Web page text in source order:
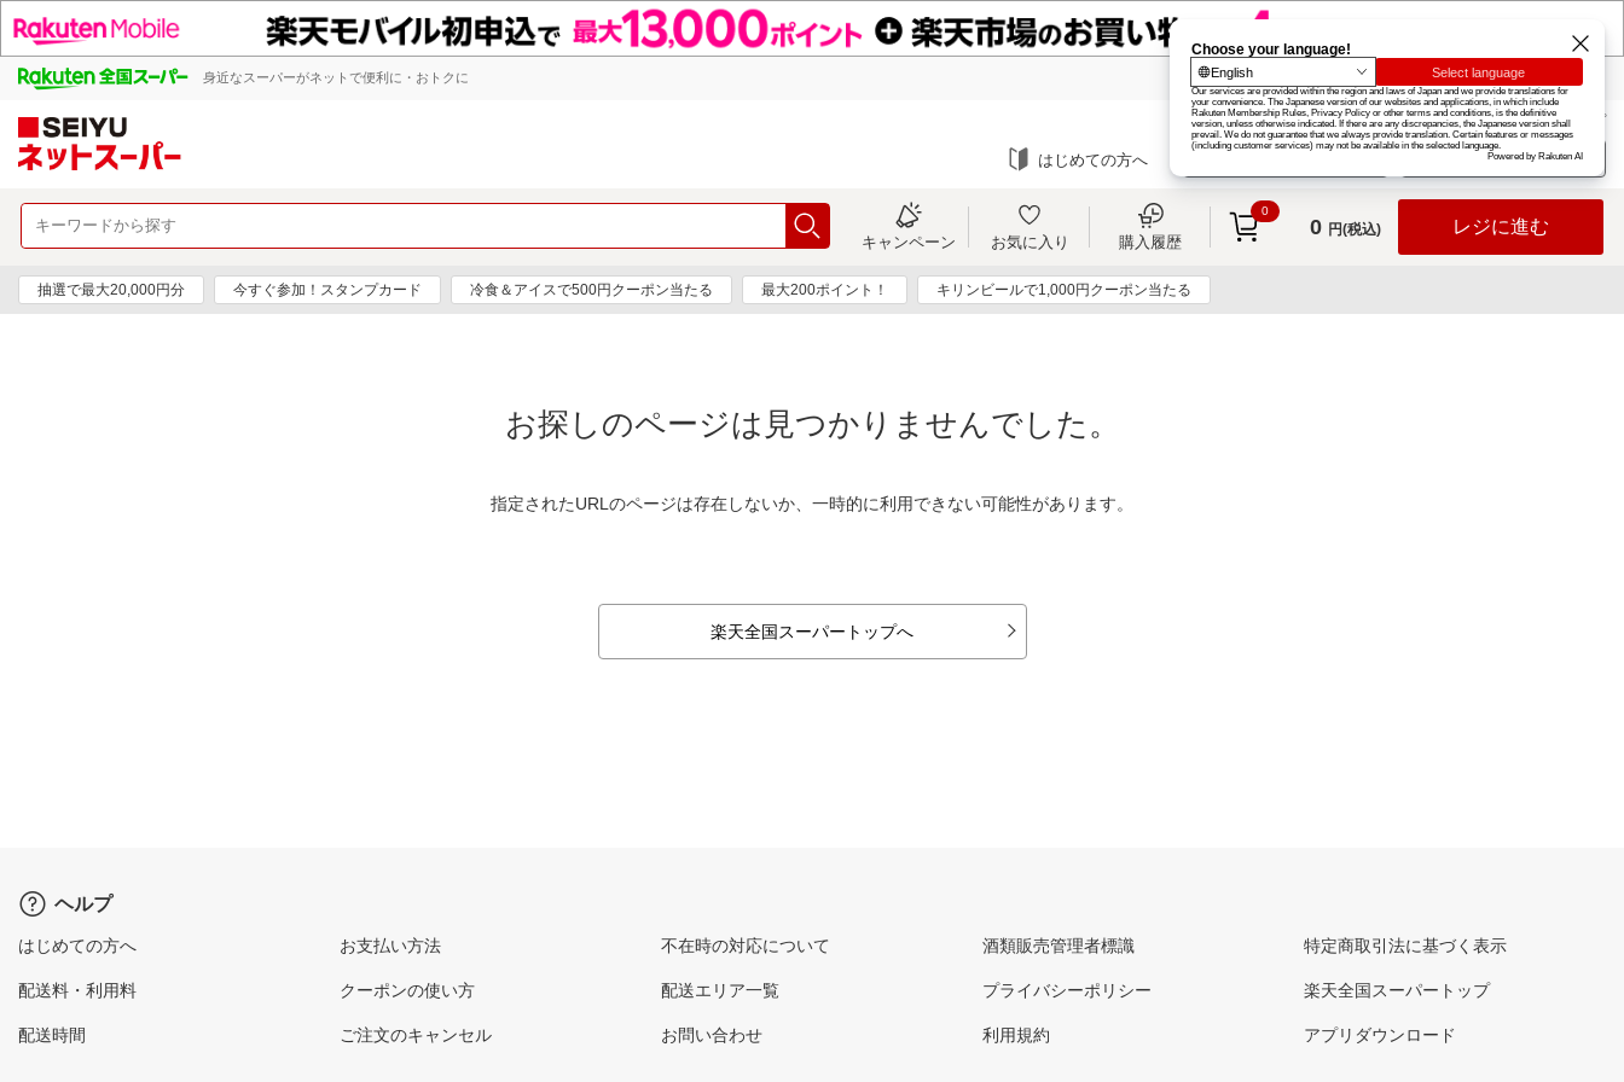
身近なスーパーがネットで便利に・おトクに 楽天グループ カード
お知らせ ヘルプ
はじめての方へ ログイン
キャンペーン お気に入り 購入履歴
0
0 円(税込) レジに進む
抽選で最大20,000円分 今すぐ参加！スタンプカード 冷食＆アイスで500円クーポン当たる 最大200ポイント！ キリンビールで1,000円クーポン当たる
お探しのページは見つかりませんでした。
指定されたURLのページは存在しないか、一時的に利用できない可能性があります。
楽天全国スーパートップへ
ヘルプ
はじめての方へ
配送料・利用料
配送時間
お支払い方法
クーポンの使い方
ご注文のキャンセル
不在時の対応について
配送エリア一覧
お問い合わせ
酒類販売管理者標識
プライバシーポリシー
利用規約
特定商取引法に基づく表示
楽天全国スーパートップ
アプリダウンロード